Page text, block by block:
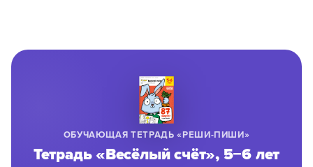
ОБУЧАЮЩАЯ ТЕТРАДЬ «РЕШИ-ПИШИ»
Тетрадь «Весёлый счёт», 5−6 лет